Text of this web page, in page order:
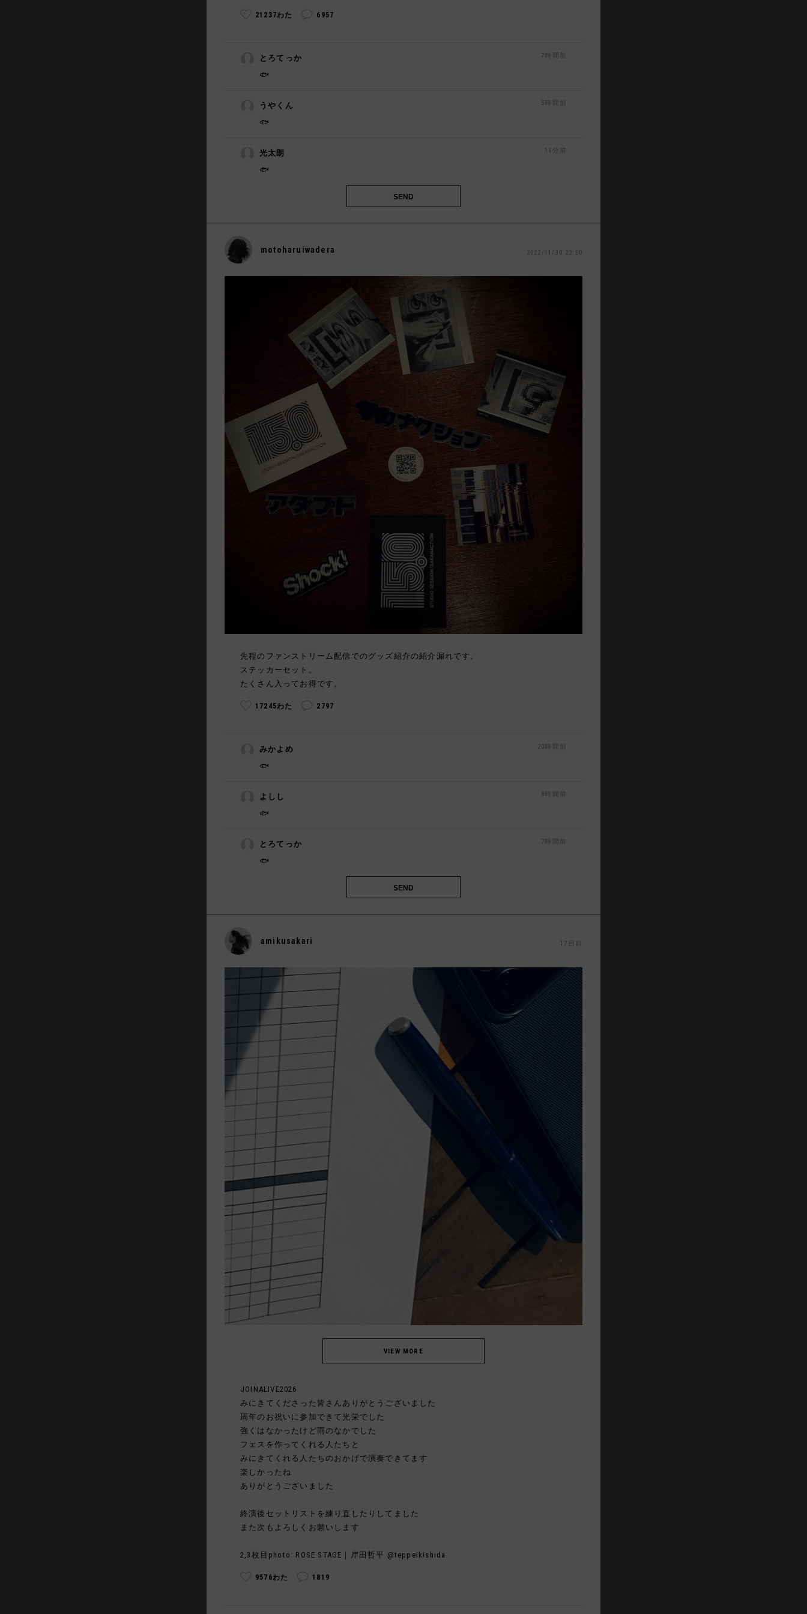
21237わた 6957
とろてっか
🐟
7時間前
うやくん
🐟
5時間前
光太朗
🐟
16分前
motoharuiwadera 2022/11/30 23:50
先程のファンストリーム配信でのグッズ紹介の紹介漏れです。
ステッカーセット。
たくさん入ってお得です。
17245わた 2797
みかよめ
🐟️
20時間前
よしし
🐟
8時間前
とろてっか
🐟
7時間前
amikusakari 17日前
JOINALIVE2026
みにきてくださった皆さんありがとうございました
周年のお祝いに参加できて光栄でした
強くはなかったけど雨のなかでした
フェスを作ってくれる人たちと
みにきてくれる人たちのおかげで演奏できてます
楽しかったね
ありがとうございました
終演後セットリストを練り直したりしてました
また次もよろしくお願いします
2,3枚目photo: ROSE STAGE｜岸田哲平 @teppeikishida
9576わた 1819